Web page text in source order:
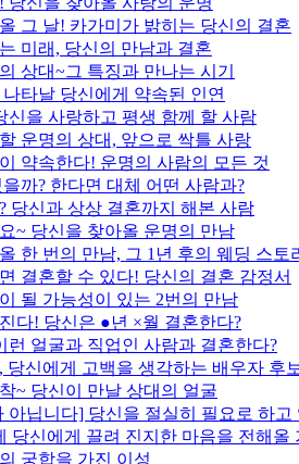
그 날! 카가미가 밝히는 당신의 결혼
미래, 당신의 만남과 결혼
상대~그 특징과 만나는 시기
타날 당신에게 약속된 인연
신을 사랑하고 평생 함께 할 사람
운명의 상대, 앞으로 싹틀 사랑
약속한다! 운명의 사람의 모든 것
까? 한다면 대체 어떤 사람과?
당신과 상상 결혼까지 해본 사람
~ 당신을 찾아올 운명의 만남
한 번의 만남, 그 1년 후의 웨딩 스토
결혼할 수 있다! 당신의 결혼 감정서
될 가능성이 있는 2번의 만남
다! 당신은 ●년 ×월 결혼한다?
런 얼굴과 직업인 사람과 결혼한다?
당신에게 고백을 생각하는 배우자 후보
~ 당신이 만날 상대의 얼굴
아닙니다] 당신을 절실히 필요로 하고
당신에게 끌려 진지한 마음을 전해올
궁합을 가진 이성